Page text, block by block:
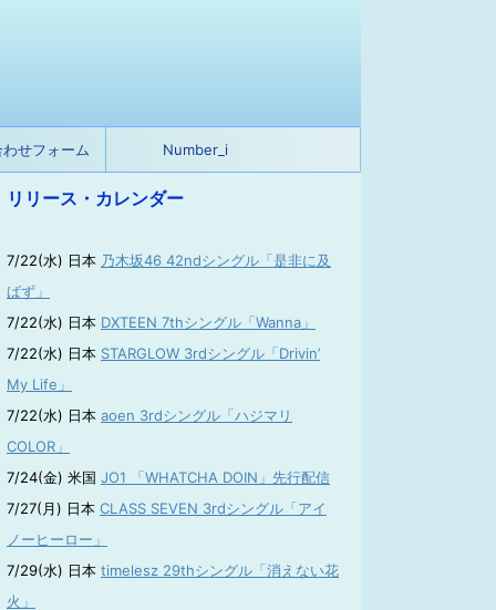
せフォーム Number_i
リリース・カレンダー
7/22(水) 日本 乃木坂46 42ndシングル「是非に及
ばず」
7/22(水) 日本 DXTEEN 7thシングル「Wanna」
7/22(水) 日本 STARGLOW 3rdシングル「Drivin’
My Life」
7/22(水) 日本 aoen 3rdシングル「ハジマリ
COLOR」
7/24(金) 米国 JO1 「WHATCHA DOIN」先行配信
7/27(月) 日本 CLASS SEVEN 3rdシングル「アイ
ノーヒーロー」
7/29(水) 日本 timelesz 29thシングル「消えない花
火」